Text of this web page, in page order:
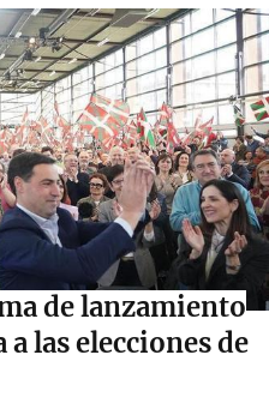
de lanzamiento
las elecciones de